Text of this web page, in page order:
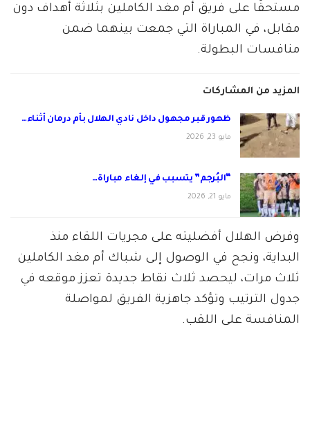
مستحقًا على فريق أم مغد الكاملين بثلاثة أهداف دون
مقابل، في المباراة التي جمعت بينهما ضمن
منافسات البطولة.
المزيد من المشاركات
ظهور قبر مجهول داخل نادي الهلال بأم درمان أثناء…
مايو 23, 2026
“البُرجم” يتسبب في إلغاء مباراة…
مايو 21, 2026
وفرض الهلال أفضليته على مجريات اللقاء منذ
البداية، ونجح في الوصول إلى شباك أم مغد الكاملين
ثلاث مرات، ليحصد ثلاث نقاط جديدة تعزز موقعه في
جدول الترتيب وتؤكد جاهزية الفريق لمواصلة
المنافسة على اللقب.